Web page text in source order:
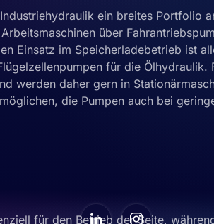
ein breites Portfolio
über
Einsatz im Speicherladebetrieb ist
für die Ölhydraulik.
werden daher gern in
die Pumpen auch bei
für den Betrieb der Seite,